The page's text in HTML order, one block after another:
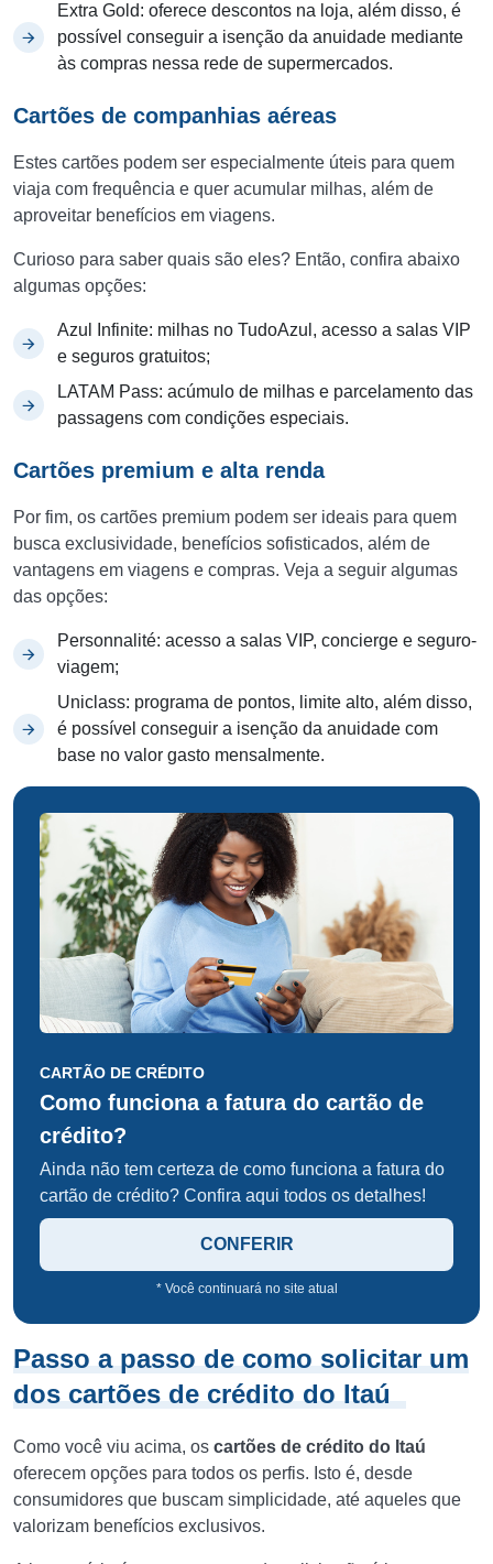
Extra Gold: oferece descontos na loja, além disso, é
possível conseguir a isenção da anuidade mediante
às compras nessa rede de supermercados.
Cartões de companhias aéreas
Estes cartões podem ser especialmente úteis para quem
viaja com frequência e quer acumular milhas, além de
aproveitar benefícios em viagens.
Curioso para saber quais são eles? Então, confira abaixo
algumas opções:
Azul Infinite: milhas no TudoAzul, acesso a salas VIP
e seguros gratuitos;
LATAM Pass: acúmulo de milhas e parcelamento das
passagens com condições especiais.
Cartões premium e alta renda
Por fim, os cartões premium podem ser ideais para quem
busca exclusividade, benefícios sofisticados, além de
vantagens em viagens e compras. Veja a seguir algumas
das opções:
Personnalité: acesso a salas VIP, concierge e seguro-
viagem;
Uniclass: programa de pontos, limite alto, além disso,
é possível conseguir a isenção da anuidade com
base no valor gasto mensalmente.
CARTÃO DE CRÉDITO
Como funciona a fatura do cartão de
crédito?
Ainda não tem certeza de como funciona a fatura do
cartão de crédito? Confira aqui todos os detalhes!
CONFERIR
* Você continuará no site atual
Passo a passo de como solicitar um
dos cartões de crédito do Itaú
Como você viu acima, os cartões de crédito do Itaú
oferecem opções para todos os perfis. Isto é, desde
consumidores que buscam simplicidade, até aqueles que
valorizam benefícios exclusivos.